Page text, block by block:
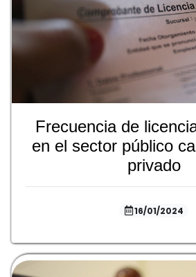
Frecuencia de
en el sector público
privado
16/01/2024